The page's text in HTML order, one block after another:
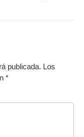
publicada. Los
*